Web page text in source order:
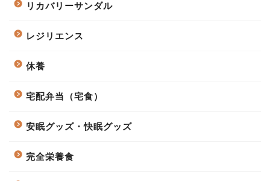
リカバリーサンダル
レジリエンス
休養
宅配弁当（宅食）
安眠グッズ・快眠グッズ
完全栄養食